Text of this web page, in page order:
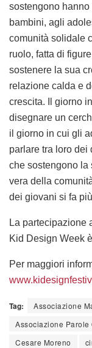
sostengono
bambini, agli
comunità solidale
ruolo, fatta di
sostenere la sua
relazione calda e
crescita. Il giorno
disegnare un
il giorno in cui gli
parlare tra loro dei
che sostengono la
vera della
dei giovani si fa
La partecipazione
Kid Design Week è
Per maggiori
Tag:
Associazione
Associazione Parole
Cesare Moreno